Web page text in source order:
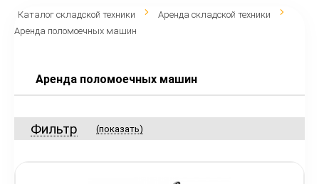
Каталог складской техники
Аренда складской техники
Аренда поломоечных машин
Аренда поломоечных машин
Фильтр (показать)